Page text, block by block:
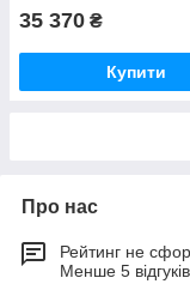
35 370 ₴
Купити
Про нас
Рейтинг не
Менше 5